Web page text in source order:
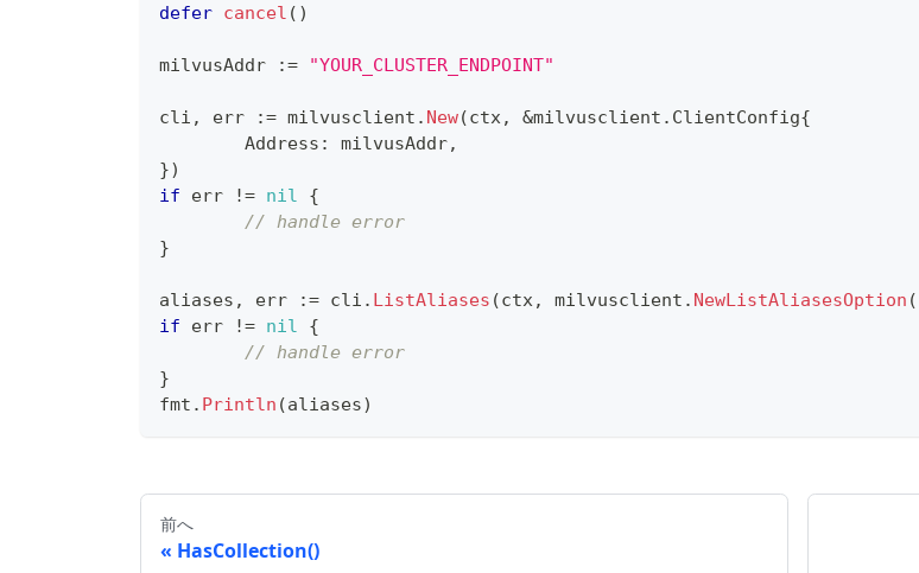
defer cancel ( )
milvusAddr := "YOUR_CLUSTER_ENDPOINT"
cli , err := milvusclient . New(ctx, &milvusclient . ClientConfig{
	Address
: milvusAddr,
})
if err != nil
{
// handle error
}
aliases , err := cli . ListAliases (ctx, milvusclient . NewListAliasesOption (
if err != nil
{
// handle error
}
fmt . Println (aliases)
前へ
HasCollection()